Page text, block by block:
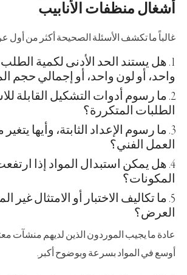
أشغال منظفات الأنابيب
غالباً ما تكشف الأسئلة الصحيحة أكثر من
هل يستند الحد الأدنى لكمية
واحد، أو لون واحد، أو إجمالي حجم
ما رسوم أدوات التشكيل القابلة
الطلبات المتكررة؟
ما رسوم الإعداد الثابتة، وأيها
العمل الفني؟
هل يمكن استبدال المواد إذا
المكونات؟
ما تكاليف الاختبار أو الامتثال غير
العرض؟
عادة ما يجيب الموردون الذين لديهم منشآت
أوسع في المواد بسرعة وبوضوح أكبر.